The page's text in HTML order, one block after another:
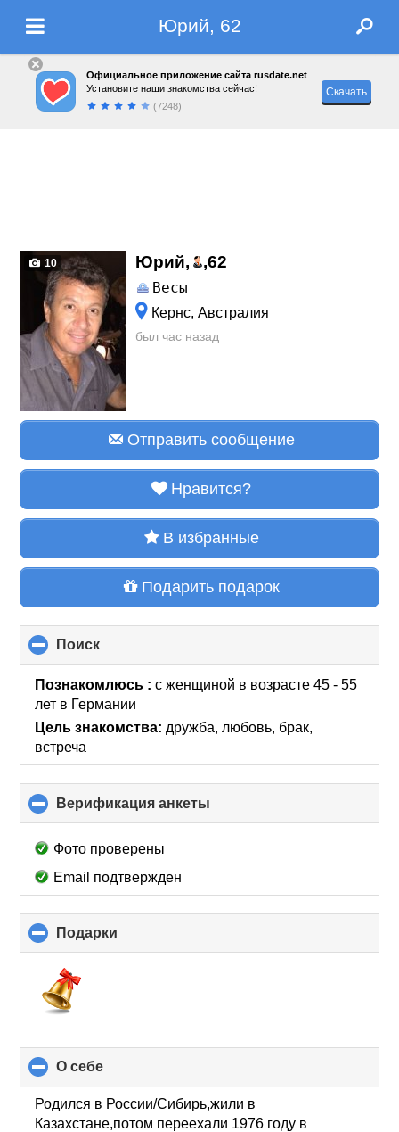
Юрий, 62
Официальное приложение сайта rusdate.net
Установите наши знакомства сейчас!
(7248)
Скачать
10 Юрий, ,62
Весы
Кернс, Австралия
был час назад
Отправить сообщение
Нравится?
В избранные
Подарить подарок
Поиск
to
collapse
contents
Познакомлюсь :с женщиной в возрасте 45 - 55
лет в Германии
Цель знакомства: дружба, любовь, брак,
встреча
Верификация анкеты
to
Фото проверены
Email подтвержден
Подарки
to
О себе
to
collapse
contents
Родился в России/Сибирь,жили в
Казахстане,потом переехали 1976 году в